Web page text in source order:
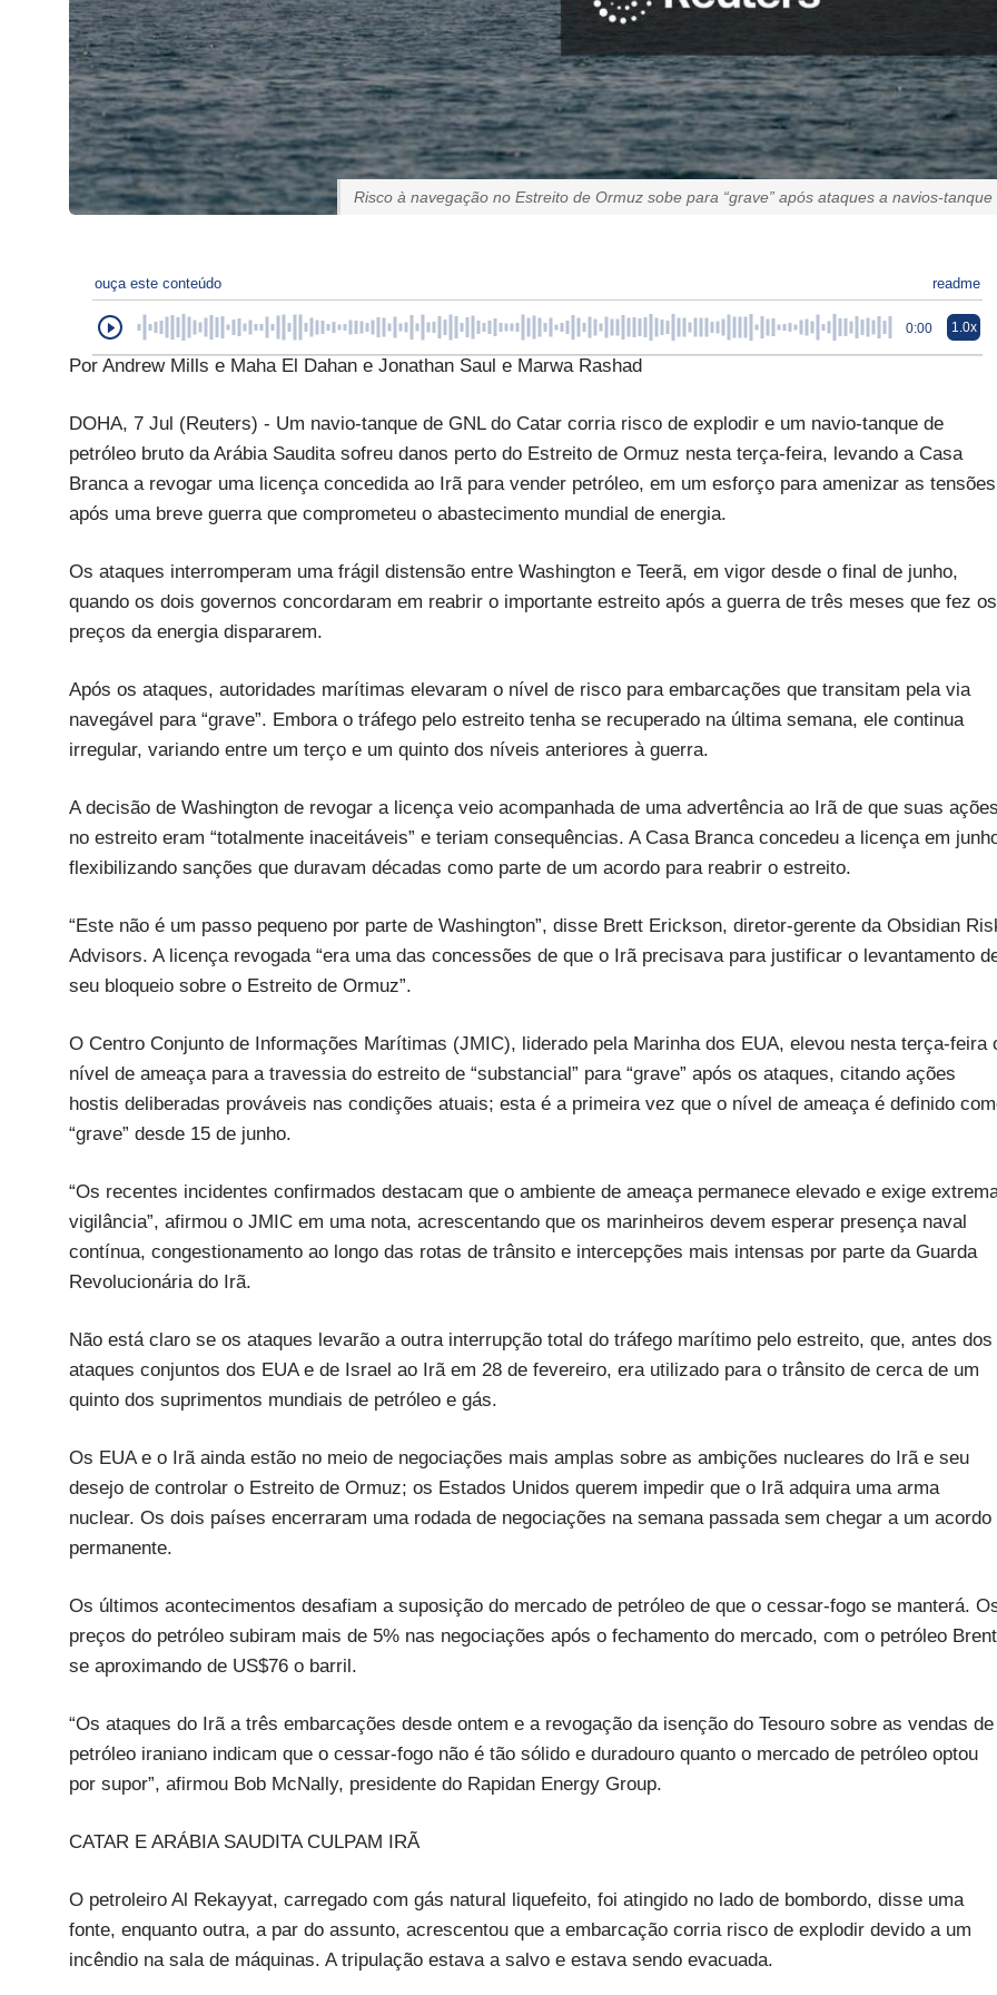
Risco à navegação no Estreito de Ormuz sobe para “grave” após ataques a navios-tanque
ouça este conteúdo readme
0:00 1.0x
Por Andrew Mills e Maha El Dahan e Jonathan Saul e Marwa Rashad
DOHA, 7 Jul (Reuters) - Um navio-tanque de GNL do Catar corria risco de explodir e um navio-tanque de
petróleo bruto da Arábia Saudita sofreu danos perto do Estreito de Ormuz nesta terça-feira, levando a Casa
Branca a revogar uma licença concedida ao Irã para vender petróleo, em um esforço para amenizar as tensões
após uma breve guerra que comprometeu o abastecimento mundial de energia.
Os ataques interromperam uma frágil distensão entre Washington e Teerã, em vigor desde o final de junho,
quando os dois governos concordaram em reabrir o importante estreito após a guerra de três meses que fez os
preços da energia dispararem.
Após os ataques, autoridades marítimas elevaram o nível de risco para embarcações que transitam pela via
navegável para “grave”. Embora o tráfego pelo estreito tenha se recuperado na última semana, ele continua
irregular, variando entre um terço e um quinto dos níveis anteriores à guerra.
A decisão de Washington de revogar a licença veio acompanhada de uma advertência ao Irã de que suas ações
no estreito eram “totalmente inaceitáveis” e teriam consequências. A Casa Branca concedeu a licença em
flexibilizando sanções que duravam décadas como parte de um acordo para reabrir o estreito.
“Este não é um passo pequeno por parte de Washington”, disse Brett Erickson, diretor-gerente da Obsidian
Advisors. A licença revogada “era uma das concessões de que o Irã precisava para justificar o levantamento
seu bloqueio sobre o Estreito de Ormuz”.
O Centro Conjunto de Informações Marítimas (JMIC), liderado pela Marinha dos EUA, elevou nesta terça-feira
nível de ameaça para a travessia do estreito de “substancial” para “grave” após os ataques, citando ações
hostis deliberadas prováveis nas condições atuais; esta é a primeira vez que o nível de ameaça é definido
“grave” desde 15 de junho.
“Os recentes incidentes confirmados destacam que o ambiente de ameaça permanece elevado e exige
vigilância”, afirmou o JMIC em uma nota, acrescentando que os marinheiros devem esperar presença naval
contínua, congestionamento ao longo das rotas de trânsito e intercepções mais intensas por parte da Guarda
Revolucionária do Irã.
Não está claro se os ataques levarão a outra interrupção total do tráfego marítimo pelo estreito, que, antes dos
ataques conjuntos dos EUA e de Israel ao Irã em 28 de fevereiro, era utilizado para o trânsito de cerca de um
quinto dos suprimentos mundiais de petróleo e gás.
Os EUA e o Irã ainda estão no meio de negociações mais amplas sobre as ambições nucleares do Irã e seu
desejo de controlar o Estreito de Ormuz; os Estados Unidos querem impedir que o Irã adquira uma arma
nuclear. Os dois países encerraram uma rodada de negociações na semana passada sem chegar a um acordo
permanente.
Os últimos acontecimentos desafiam a suposição do mercado de petróleo de que o cessar-fogo se manterá.
preços do petróleo subiram mais de 5% nas negociações após o fechamento do mercado, com o petróleo Brent
se aproximando de US$76 o barril.
“Os ataques do Irã a três embarcações desde ontem e a revogação da isenção do Tesouro sobre as vendas de
petróleo iraniano indicam que o cessar-fogo não é tão sólido e duradouro quanto o mercado de petróleo optou
por supor”, afirmou Bob McNally, presidente do Rapidan Energy Group.
CATAR E ARÁBIA SAUDITA CULPAM IRÃ
O petroleiro Al Rekayyat, carregado com gás natural liquefeito, foi atingido no lado de bombordo, disse uma
fonte, enquanto outra, a par do assunto, acrescentou que a embarcação corria risco de explodir devido a um
incêndio na sala de máquinas. A tripulação estava a salvo e estava sendo evacuada.